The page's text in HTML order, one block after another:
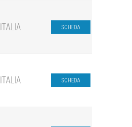
ITALIA
ITALIA